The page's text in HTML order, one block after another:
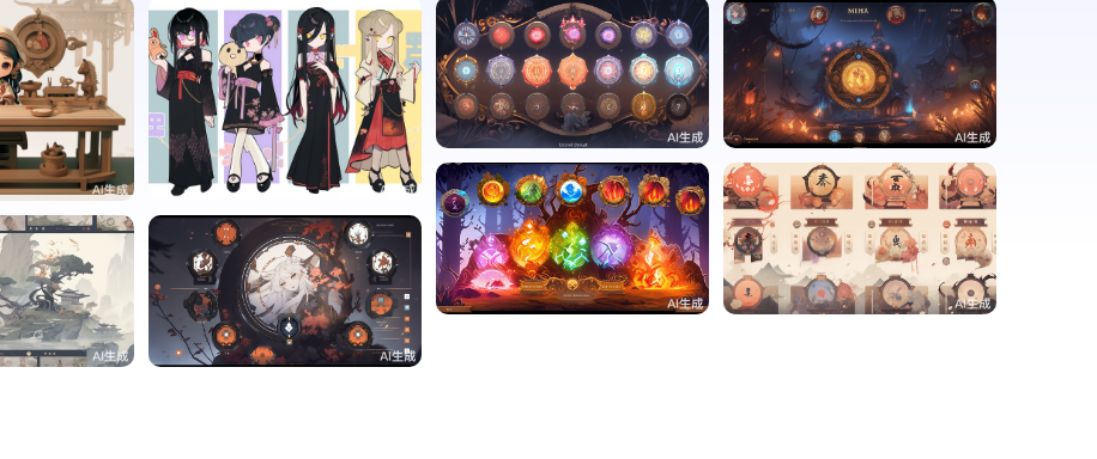
李果 0
李果 0 李果 0
李果 0 李果 0
0 李果 0